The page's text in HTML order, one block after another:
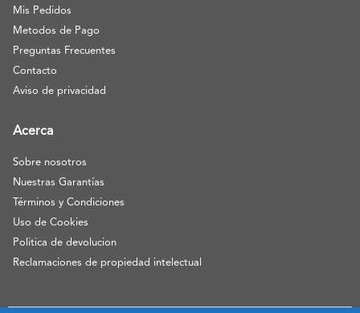
Mis Pedidos
Metodos de Pago
Preguntas Frecuentes
Contacto
Aviso de privacidad
Acerca
Sobre nosotros
Nuestras Garantías
Términos y Condiciones
Uso de Cookies
Politica de devolucion
Reclamaciones de propiedad intelectual